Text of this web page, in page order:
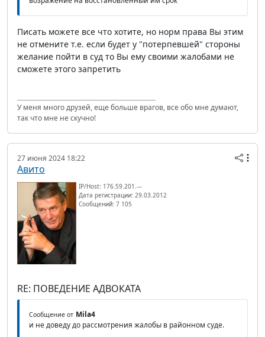
Писать можете все что хотите, но норм права Вы этим
не отмените т.е. если будет у "потерпевшей" стороны
желание пойти в суд то Вы ему своими жалобами не
сможете этого запретить
У меня много друзей, еще больше врагов, все обо мне думают,
так что мне не скучно!
27 июня 2024 18:22
Авито
IP/Host: 176.59.201.---
Дата регистрации: 29.03.2012
Сообщений: 7 105
RE: ПОВЕДЕНИЕ АДВОКАТА
Сообщение от Mila4
и не доведу до рассмотрения жалобы в районном суде.